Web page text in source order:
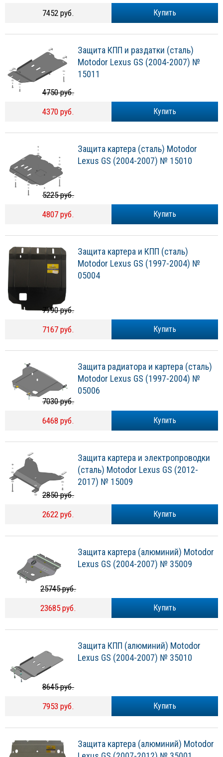
Купить
7452 руб.
Защита КПП и раздатки (сталь)
Motodor Lexus GS (2004-2007) №
15011
Купить
4750 руб.
4370 руб.
Защита картера (сталь) Motodor
Lexus GS (2004-2007) № 15010
Купить
5225 руб.
4807 руб.
Защита картера и КПП (сталь)
Motodor Lexus GS (1997-2004) №
05004
Купить
7790 руб.
7167 руб.
Защита радиатора и картера (сталь)
Motodor Lexus GS (1997-2004) №
05006
Купить
7030 руб.
6468 руб.
Защита картера и электропроводки
(сталь) Motodor Lexus GS (2012-
2017) № 15009
Купить
2850 руб.
2622 руб.
Защита картера (алюминий) Motodor
Lexus GS (2004-2007) № 35009
Купить
25745 руб.
23685 руб.
Защита КПП (алюминий) Motodor
Lexus GS (2004-2007) № 35010
Купить
8645 руб.
7953 руб.
Защита картера (алюминий) Motodor